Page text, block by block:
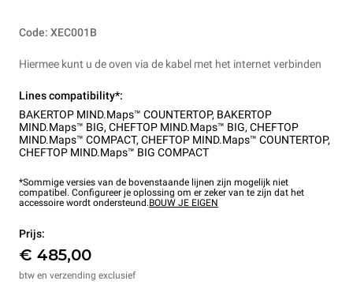
Code: XEC001B
Hiermee kunt u de oven via de kabel met het internet verbinden
Lines compatibility*:
BAKERTOP MIND.Maps™ COUNTERTOP, BAKERTOP
MIND.Maps™ BIG, CHEFTOP MIND.Maps™ BIG, CHEFTOP
MIND.Maps™ COMPACT, CHEFTOP MIND.Maps™ COUNTERTOP,
CHEFTOP MIND.Maps™ BIG COMPACT
*Sommige versies van de bovenstaande lijnen zijn mogelijk niet
compatibel. Configureer je oplossing om er zeker van te zijn dat het
accessoire wordt ondersteund.BOUW JE EIGEN
Prijs:
€ 485,00
btw en verzending exclusief